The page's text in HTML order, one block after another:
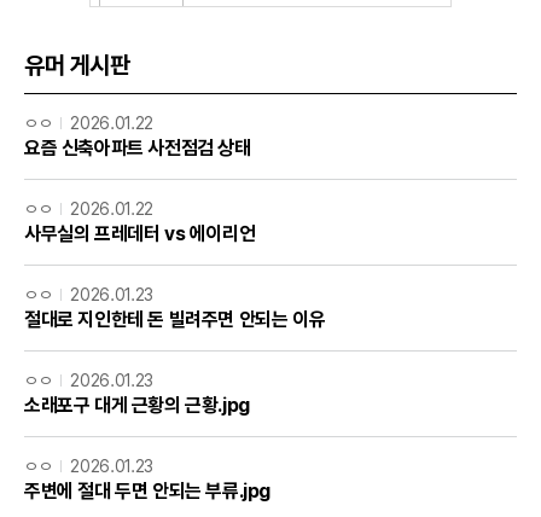
유머 게시판
ㅇㅇ 2026.01.22
요즘 신축아파트 사전점검 상태
ㅇㅇ 2026.01.22
사무실의 프레데터 vs 에이리언
ㅇㅇ 2026.01.23
절대로 지인한테 돈 빌려주면 안되는 이유
ㅇㅇ 2026.01.23
소래포구 대게 근황의 근황.jpg
ㅇㅇ 2026.01.23
주변에 절대 두면 안되는 부류.jpg